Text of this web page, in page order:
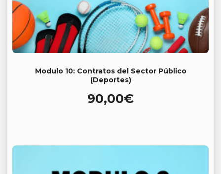
Modulo 10: Contratos del Sector Público
(Deportes)
90,00€